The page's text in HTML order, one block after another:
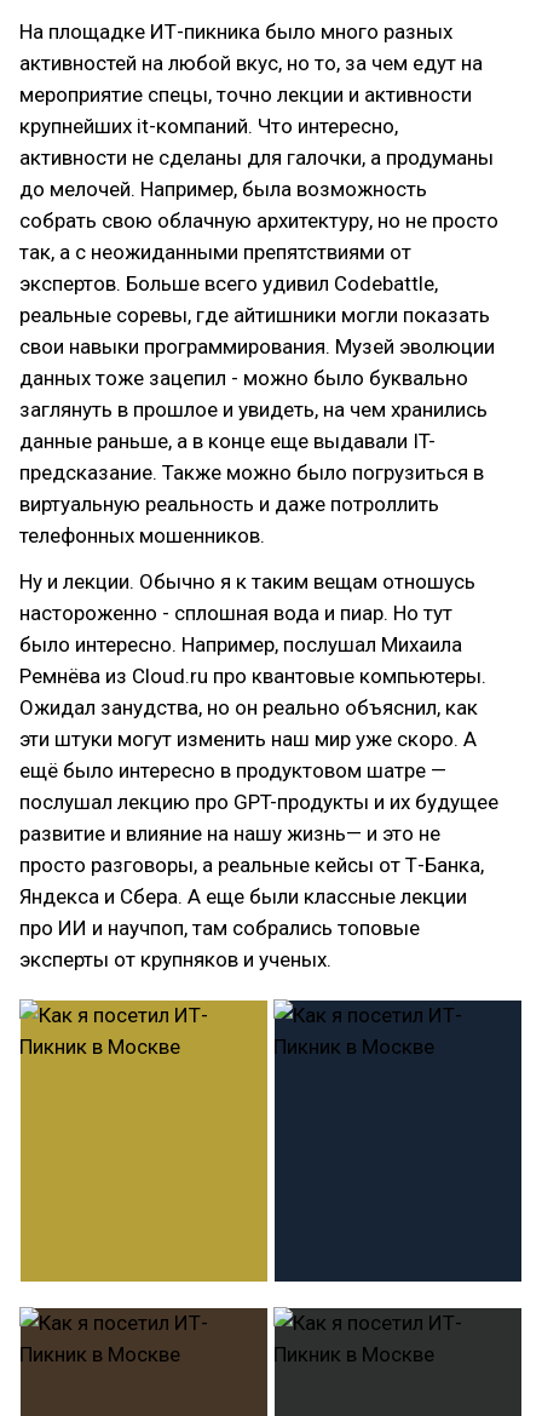
На площадке ИТ-пикника было много разных
активностей на любой вкус, но то, за чем едут на
мероприятие спецы, точно лекции и активности
крупнейших it-компаний. Что интересно,
активности не сделаны для галочки, а продуманы
до мелочей. Например, была возможность
собрать свою облачную архитектуру, но не просто
так, а с неожиданными препятствиями от
экспертов. Больше всего удивил Codebattle,
реальные соревы, где айтишники могли показать
свои навыки программирования. Музей эволюции
данных тоже зацепил - можно было буквально
заглянуть в прошлое и увидеть, на чем хранились
данные раньше, а в конце еще выдавали IT-
предсказание. Также можно было погрузиться в
виртуальную реальность и даже потроллить
телефонных мошенников.
Ну и лекции. Обычно я к таким вещам отношусь
настороженно - сплошная вода и пиар. Но тут
было интересно. Например, послушал Михаила
Ремнёва из Cloud.ru про квантовые компьютеры.
Ожидал занудства, но он реально объяснил, как
эти штуки могут изменить наш мир уже скоро. А
ещё было интересно в продуктовом шатре —
послушал лекцию про GPT-продукты и их будущее
развитие и влияние на нашу жизнь— и это не
просто разговоры, а реальные кейсы от Т-Банка,
Яндекса и Сбера. А еще были классные лекции
про ИИ и научпоп, там собрались топовые
эксперты от крупняков и ученых.